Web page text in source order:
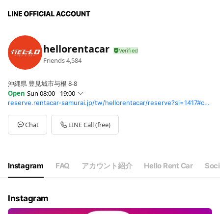
hellorentacar
Friends4,584
沖縄県 豊見城市与根 8-8
Open Sun 08:00 - 19:00
Sun08:00 - 19:00
Mon08:00 - 19:00
Tue08:00 - 19:00
Wed08:00 - 19:00
reserve.rentacar-samurai.jp/tw/hellorentacar/reserve?si=1417#car_class6586
Chat LINE Call (free)
Instagram FAQ アカウント紹介 Hello Rent Car
Instagram